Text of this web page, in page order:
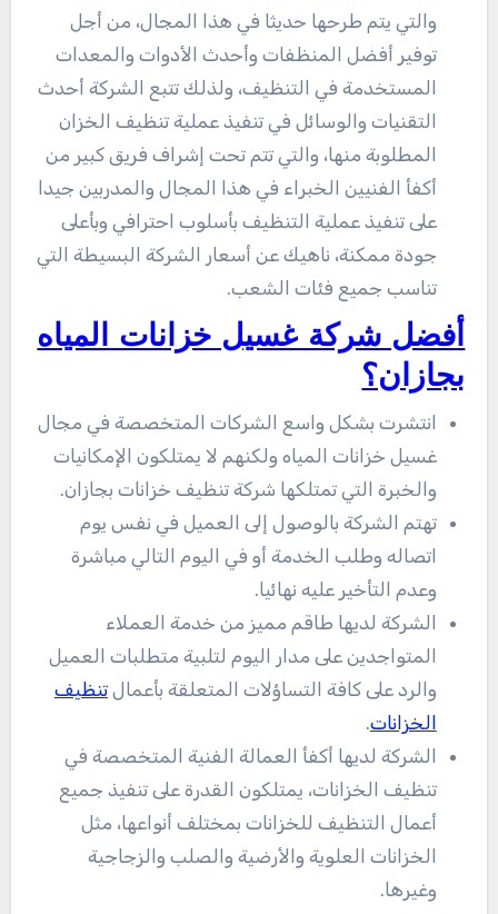
والتي يتم طرحها حديثا في هذا المجال، من أجل
توفير أفضل المنظفات وأحدث الأدوات والمعدات
المستخدمة في التنظيف، ولذلك تتبع الشركة أحدث
التقنيات والوسائل في تنفيذ عملية تنظيف الخزان
المطلوبة منها، والتي تتم تحت إشراف فريق كبير من
أكفأ الفنيين الخبراء في هذا المجال والمدربين جيدا
على تنفيذ عملية التنظيف بأسلوب احترافي وبأعلى
جودة ممكنة، ناهيك عن أسعار الشركة البسيطة التي
تناسب جميع فئات الشعب.
أفضل شركة غسيل خزانات المياه
بجازان؟
انتشرت بشكل واسع الشركات المتخصصة في مجال
غسيل خزانات المياه ولكنهم لا يمتلكون الإمكانيات
والخبرة التي تمتلكها شركة تنظيف خزانات بجازان.
تهتم الشركة بالوصول إلى العميل في نفس يوم
اتصاله وطلب الخدمة أو في اليوم التالي مباشرة
وعدم التأخير عليه نهائيا.
الشركة لديها طاقم مميز من خدمة العملاء
المتواجدين على مدار اليوم لتلبية متطلبات العميل
والرد على كافة التساؤلات المتعلقة بأعمالتنظيف
الخزانات.
الشركة لديها أكفأ العمالة الفنية المتخصصة في
تنظيف الخزانات، يمتلكون القدرة على تنفيذ جميع
أعمال التنظيف للخزانات بمختلف أنواعها، مثل
الخزانات العلوية والأرضية والصلب والزجاجية
وغيرها.